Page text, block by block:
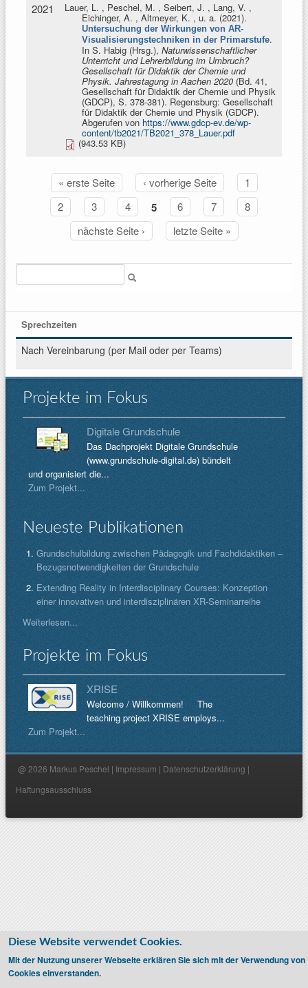
2021 Lauer, L. , Peschel, M. , Seibert, J. , Lang, V. ,
Eichinger, A. , Altmeyer, K. , u. a. (2021).
Untersuchung der Wirkungen von AR-
Visualisierungstechniken in der Primarstufe.
In S. Habig (Hrsg.), Naturwissenschaftlicher
Unterricht und Lehrerbildung im Umbruch?
Gesellschaft für Didaktik der Chemie und
Physik. Jahrestagung in Aachen 2020 (Bd. 41,
Gesellschaft für Didaktik der Chemie und Physik
(GDCP), S. 378-381). Regensburg: Gesellschaft
für Didaktik der Chemie und Physik (GDCP).
Abgerufen von https://www.gdcp-ev.de/wp-
content/tb2021/TB2021_378_Lauer.pdf
(943.53 KB)
Seiten« erste Seite ‹ vorherige Seite
1
2
3 4 5 6 7
8
nächste Seite ›
letzte Seite »
Sprechzeiten
Nach Vereinbarung (per Mail oder per Teams)
Projekte im Fokus
Digitale Grundschule
Das Dachprojekt Digitale Grundschule
(www.grundschule-digital.de) bündelt
und organisiert die...
Zum Projekt...
Neueste Publikationen
Grundschulbildung zwischen Pädagogik und Fachdidaktiken –
Bezugsnotwendigkeiten der Grundschule
Extending Reality in Interdisciplinary Courses: Konzeption
einer innovativen und interdisziplinären XR-Seminarreihe
Weiterlesen...
Projekte im Fokus
XRISE
Welcome / Willkommen! The
teaching project XRISE employs...
Zum Projekt...
@ 2026 Markus Peschel | Impressum | Datenschutzerklärung |
Haftungsausschluss
Diese Website verwendet Cookies.
Mit der Nutzung unserer Webseite erklären Sie sich mit der Verwendung von
Cookies einverstanden.